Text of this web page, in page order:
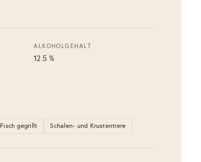
ALKOHOLGEHALT
12.5 %
Fisch gegrillt Schalen- und Krustentiere